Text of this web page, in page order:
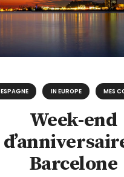
ESPAGNE IN EUROPE MES
Week-end
Barcelone